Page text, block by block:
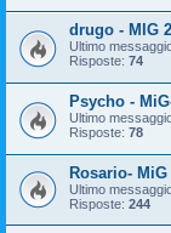
drugo - MIG
Ultimo
Risposte: 74
Psycho -
Ultimo
Risposte: 78
Rosario- MiG
Ultimo
Risposte: 244